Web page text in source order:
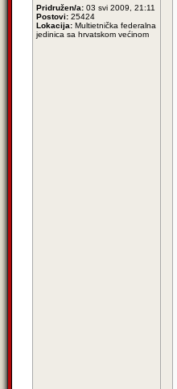
Pridružen/a: 03 svi 2009, 21:11
Postovi: 25424
Lokacija: Multietnička federalna
jedinica sa hrvatskom većinom